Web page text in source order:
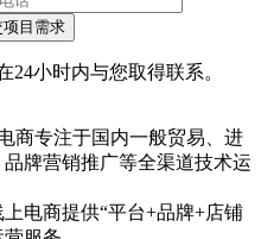
小时内与您取得联系。
商专注于国内一般贸易、进
牌营销推广等全渠道技术运
电商提供“平台+品牌+店铺